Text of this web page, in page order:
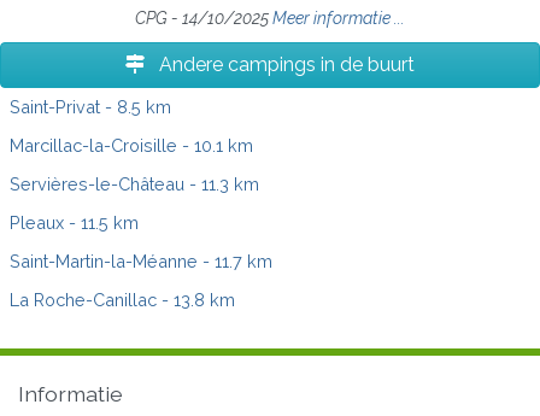
CPG - 14/10/2025Meer informatie ...
Andere campings in de buurt
Saint-Privat - 8.5 km
Marcillac-la-Croisille - 10.1 km
Servières-le-Château - 11.3 km
Pleaux - 11.5 km
Saint-Martin-la-Méanne - 11.7 km
La Roche-Canillac - 13.8 km
Informatie